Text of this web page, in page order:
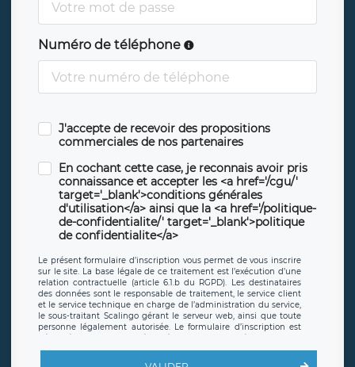
Numéro de téléphone
J'accepte de recevoir des propositions
commerciales de nos partenaires
En cochant cette case, je reconnais avoir pris
connaissance et accepter les <a href='/cgu/'
target='_blank'>conditions générales
d'utilisation</a> ainsi que la <a href='/politique-
de-confidentialite/' target='_blank'>politique
de confidentialite</a>
Le présent formulaire d’inscription vous permet de vous inscrire
sur le site. La base légale de ce traitement est l’exécution d’une
relation contractuelle (article 6.1.b du RGPD). Les destinataires
des données sont le responsable de traitement, le service client
et le service technique en charge de l’administration du service,
le sous-traitant Scalingo gérant le serveur web, ainsi que toute
personne légalement autorisée. Le formulaire d’inscription est
offrant desclauses de protection conformes au RGPD. Les